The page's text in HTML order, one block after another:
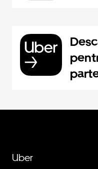
Uber